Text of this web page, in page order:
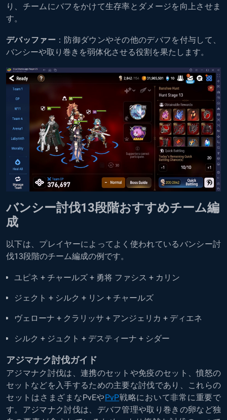
り、チームにバフをかけて生存率とダメージを向上させま
す。
デバッファー：防御ダウンやその他のデバフを付与して、
バンシーや取り巻きを弱体化させる役割を果たします。
バンシー討伐13段階おすすめチーム編
成
以下は、プレイヤーによってよく使われているバンシー討
伐13段階のチーム編成の例です。
ユピネ + チャールズ + 勇将 ファシス + カリン
ジェクト + シルク + リン + チャールズ
ヴェローナ + クラリッサ + アンジェリカ + ディエネ
シルク + ジュクト + デスティーナ + シダー
アジマナク討伐ガイド
アジマナク討伐は、連携のセットや免疫のセット、憤怒の
セットなどを入手するための主要な討伐であり、これらの
セットはさまざまなPvEやPvP戦略において非常に重要で
す。アジマナク討伐は、デバフ管理や取り巻きの卵など独